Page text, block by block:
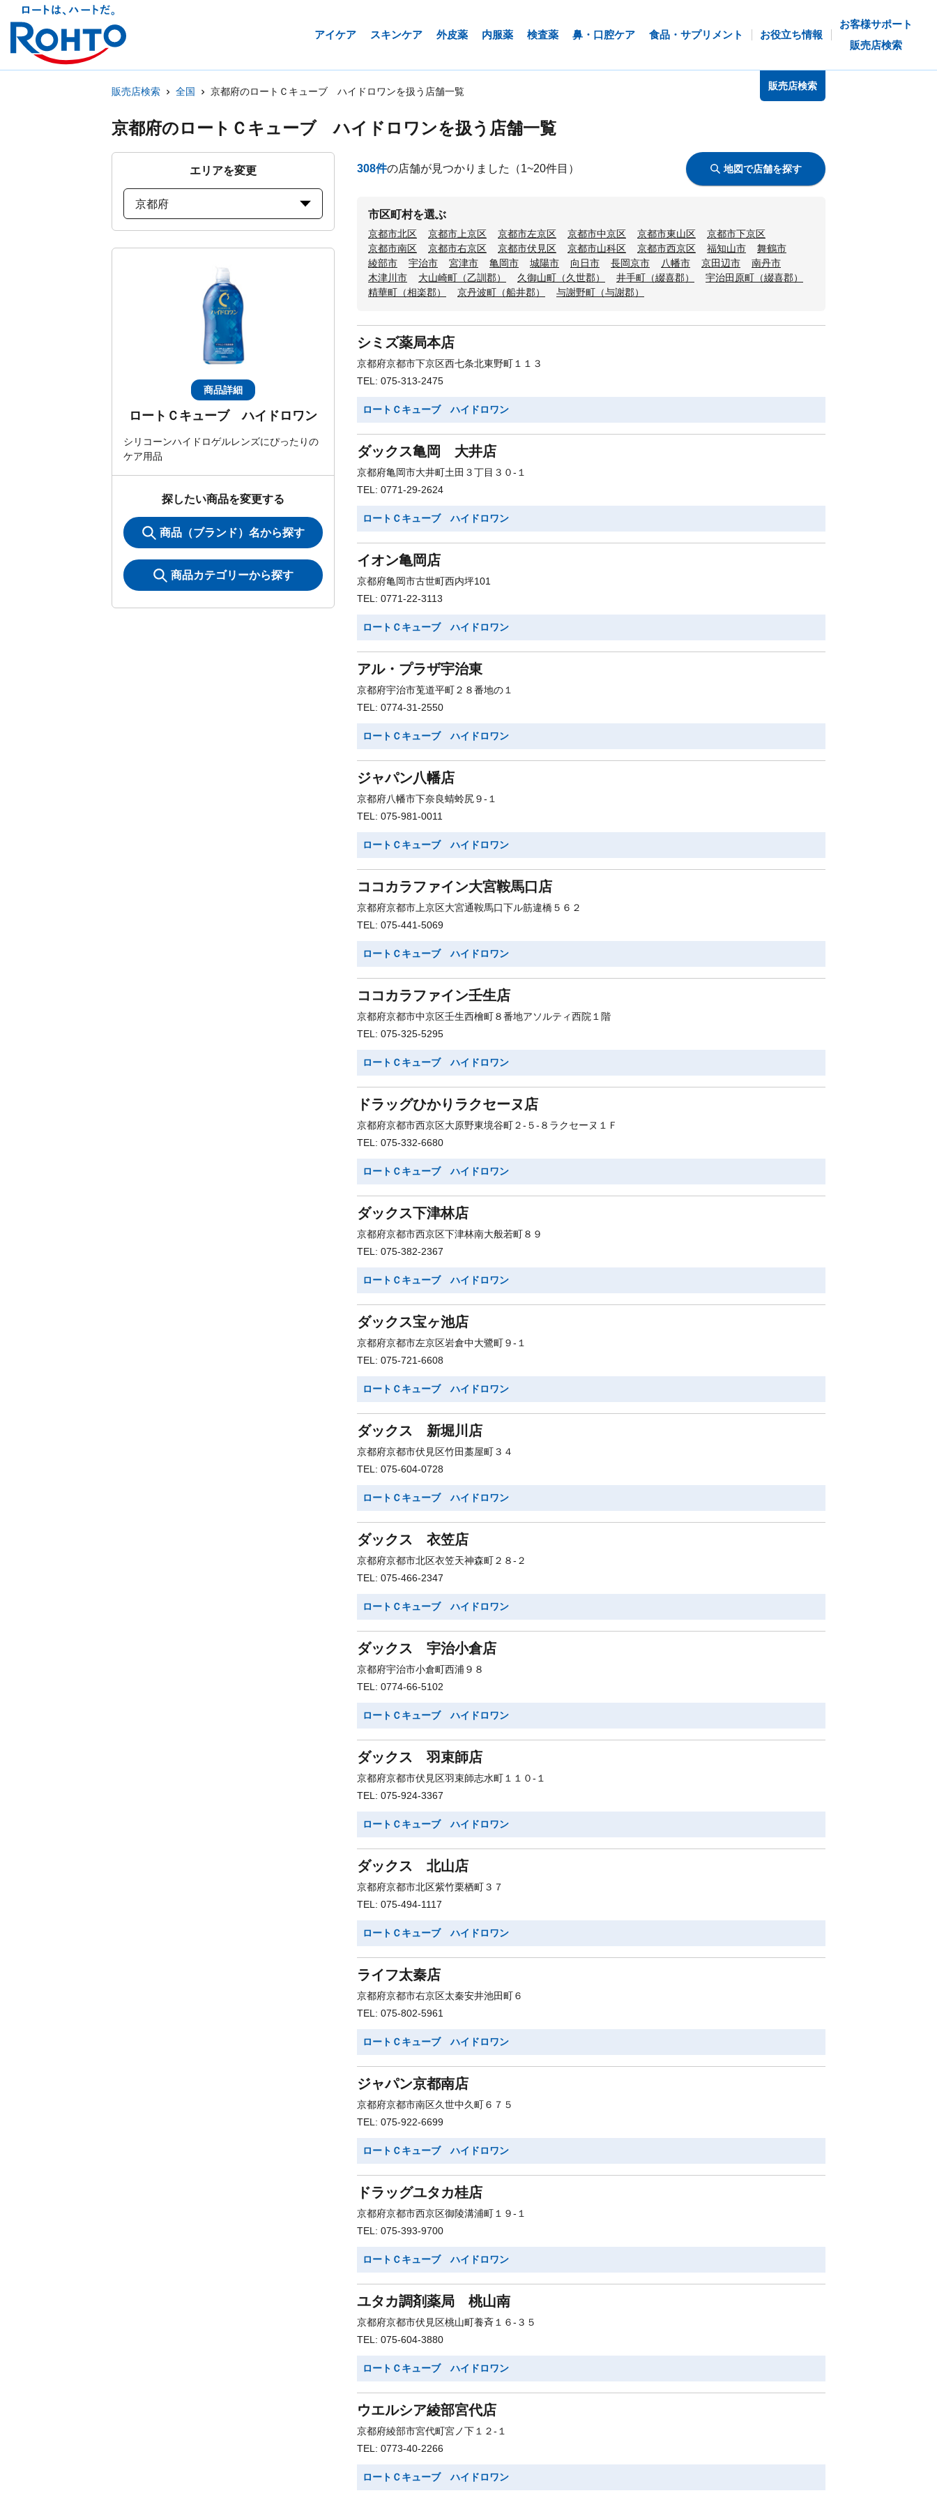
アイケア スキンケア 外皮薬 内服薬 検査薬 鼻・口腔ケア 食品・サプリメント お役立ち情報
お客様サポート
販売店検索
販売店検索 全国 京都府のロートＣキューブ ハイドロワンを扱う店舗一覧 販売店検索
京都府のロートＣキューブ ハイドロワンを扱う店舗一覧
エリアを変更
京都府
商品詳細
ロートＣキューブ ハイドロワン
シリコーンハイドロゲルレンズにぴったりの
ケア用品
探したい商品を変更する
商品（ブランド）名から探す
商品カテゴリーから探す
308件の店舗が見つかりました （1~20件目） 地図で店舗を探す
市区町村を選ぶ
京都市北区 京都市上京区 京都市左京区 京都市中京区 京都市東山区
京都市下京区
京都市南区
京都市右京区 京都市伏見区 京都市山科区 京都市西京区 福知山市
舞鶴市
綾部市
宇治市 宮津市 亀岡市 城陽市 向日市 長岡京市 八幡市 京田辺市
南丹市
木津川市
大山崎町（乙訓郡） 久御山町（久世郡） 井手町（綴喜郡）
宇治田原町（綴喜郡）
精華町（相楽郡）
京丹波町（船井郡） 与謝野町（与謝郡）
シミズ薬局本店
京都府京都市下京区西七条北東野町１１３
TEL: 075-313-2475
ロートＣキューブ ハイドロワン
ダックス亀岡 大井店
京都府亀岡市大井町土田３丁目３０-１
TEL: 0771-29-2624
ロートＣキューブ ハイドロワン
イオン亀岡店
京都府亀岡市古世町西内坪101
TEL: 0771-22-3113
ロートＣキューブ ハイドロワン
アル・プラザ宇治東
京都府宇治市莵道平町２８番地の１
TEL: 0774-31-2550
ロートＣキューブ ハイドロワン
ジャパン八幡店
京都府八幡市下奈良蜻蛉尻９-１
TEL: 075-981-0011
ロートＣキューブ ハイドロワン
ココカラファイン大宮鞍馬口店
京都府京都市上京区大宮通鞍馬口下ル筋違橋５６２
TEL: 075-441-5069
ロートＣキューブ ハイドロワン
ココカラファイン壬生店
京都府京都市中京区壬生西檜町８番地アソルティ西院１階
TEL: 075-325-5295
ロートＣキューブ ハイドロワン
ドラッグひかりラクセーヌ店
京都府京都市西京区大原野東境谷町２-５-８ラクセーヌ１Ｆ
TEL: 075-332-6680
ロートＣキューブ ハイドロワン
ダックス下津林店
京都府京都市西京区下津林南大般若町８９
TEL: 075-382-2367
ロートＣキューブ ハイドロワン
ダックス宝ヶ池店
京都府京都市左京区岩倉中大鷺町９-１
TEL: 075-721-6608
ロートＣキューブ ハイドロワン
ダックス 新堀川店
京都府京都市伏見区竹田藁屋町３４
TEL: 075-604-0728
ロートＣキューブ ハイドロワン
ダックス 衣笠店
京都府京都市北区衣笠天神森町２８-２
TEL: 075-466-2347
ロートＣキューブ ハイドロワン
ダックス 宇治小倉店
京都府宇治市小倉町西浦９８
TEL: 0774-66-5102
ロートＣキューブ ハイドロワン
ダックス 羽束師店
京都府京都市伏見区羽束師志水町１１０-１
TEL: 075-924-3367
ロートＣキューブ ハイドロワン
ダックス 北山店
京都府京都市北区紫竹栗栖町３７
TEL: 075-494-1117
ロートＣキューブ ハイドロワン
ライフ太秦店
京都府京都市右京区太秦安井池田町６
TEL: 075-802-5961
ロートＣキューブ ハイドロワン
ジャパン京都南店
京都府京都市南区久世中久町６７５
TEL: 075-922-6699
ロートＣキューブ ハイドロワン
ドラッグユタカ桂店
京都府京都市西京区御陵溝浦町１９-１
TEL: 075-393-9700
ロートＣキューブ ハイドロワン
ユタカ調剤薬局 桃山南
京都府京都市伏見区桃山町養斉１６-３５
TEL: 075-604-3880
ロートＣキューブ ハイドロワン
ウエルシア綾部宮代店
京都府綾部市宮代町宮ノ下１２-１
TEL: 0773-40-2266
ロートＣキューブ ハイドロワン